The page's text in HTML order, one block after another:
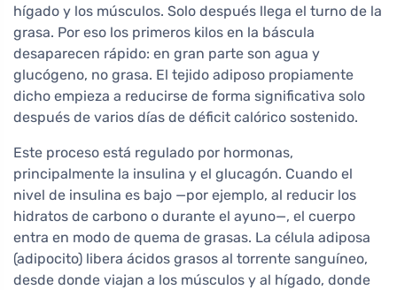
hígado y los músculos. Solo después llega el turno de la
grasa. Por eso los primeros kilos en la báscula
desaparecen rápido: en gran parte son agua y
glucógeno, no grasa. El tejido adiposo propiamente
dicho empieza a reducirse de forma significativa solo
después de varios días de déficit calórico sostenido.
Este proceso está regulado por hormonas,
principalmente la insulina y el glucagón. Cuando el
nivel de insulina es bajo —por ejemplo, al reducir los
hidratos de carbono o durante el ayuno—, el cuerpo
entra en modo de quema de grasas. La célula adiposa
(adipocito) libera ácidos grasos al torrente sanguíneo,
desde donde viajan a los músculos y al hígado, donde